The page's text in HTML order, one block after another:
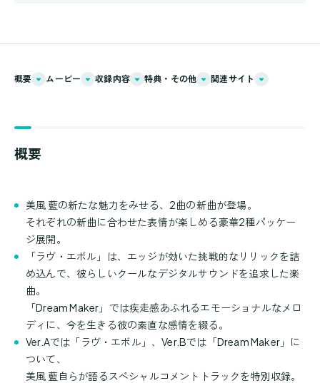
概要 ムービー 収録内容 特典・その他 関連サイト
概要
美風 藍の新たな魅力をみせる、2曲の新曲が登場。
それぞれの新曲に合わせた表情が楽しめる豪華2種パッケー
ジ展開。
「ラヴ・エボル」は、エッジが効いた挑戦的なリリックを詰
め込んで、彼らしいクールなデジタルサウンドを追求した楽
曲。
「Dream Maker」では疾走感あふれるエモーショナルなメロ
ディに、今を生きる彼の素直な感情を綴る。
Ver.Aでは「ラヴ・エボル」、Ver.Bでは「Dream Maker」に
ついて、
美風 藍自らが語るスペシャルコメントトラックを特別収録。